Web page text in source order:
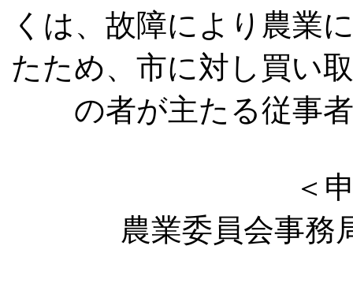
くは、故障により農業
たため、市に対し買い
の者が主たる従事
＜
農業委員会事